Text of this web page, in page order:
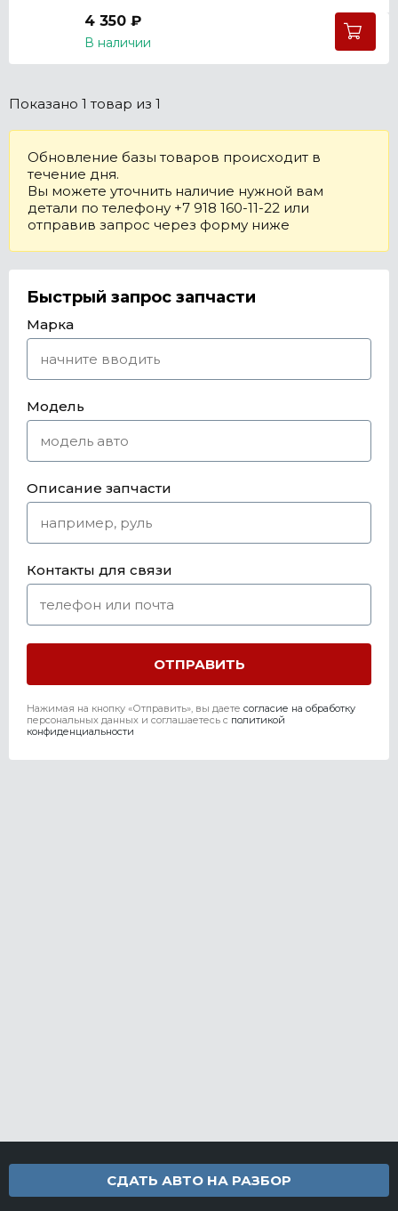
4 350 ₽
В наличии
Показано 1 товар из 1
Обновление базы товаров происходит в
течение дня.
Вы можете уточнить наличие нужной вам
детали по телефону +7 918 160-11-22 или
отправив запрос через форму ниже
Быстрый запрос запчасти
Марка
Модель
Описание запчасти
Контакты для связи
Нажимая на кнопку «Отправить», вы даете согласие на обработку
персональных данных и соглашаетесь c политикой
конфиденциальности
СДАТЬ АВТО НА РАЗБОР